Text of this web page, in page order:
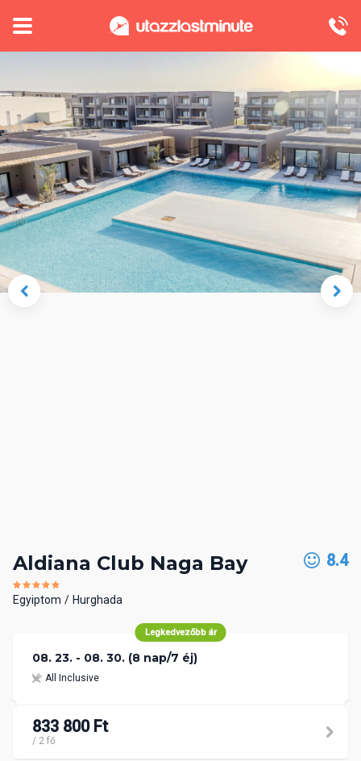
Aldiana Club Naga Bay
Egyiptom Hurghada
8.4
Legkedvezőbb ár
08. 23. - 08. 30. (8 nap/7 éj)
All Inclusive
833 800 Ft
/ 2 fő